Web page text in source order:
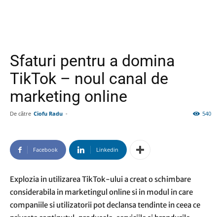
Sfaturi pentru a domina
TikTok – noul canal de
marketing online
De către Ciofu Radu - 540
Facebook Linkedin
Explozia in utilizarea TikTok-ului a creat o schimbare
considerabila in marketingul online si in modul in care
companiile si utilizatorii pot declansa tendinte in ceea ce